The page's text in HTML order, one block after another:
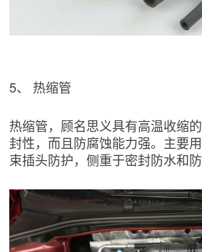
5、 热缩管
热缩管，顾名思义具有高温收缩
封性，而且防腐蚀能力强。主要
束插头防护，侧重于密封防水和防